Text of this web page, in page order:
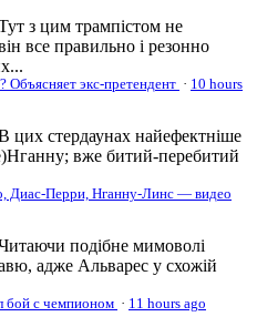
з цим трампістом не
все правильно і резонно
Объясняет экс-претендент · 10 hours
цих стердаунах найефектніше
вже битий-перебитий
Диас-Перри, Нганну-Линс — видео
подібне мимоволі
адже Альварес у схожій
бой с чемпионом · 11 hours ago